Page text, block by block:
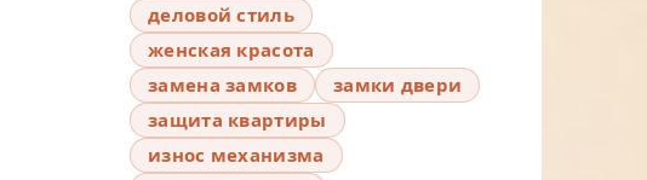
деловой стиль
женская красота
замена замков
замки двери
защита квартиры
износ механизма